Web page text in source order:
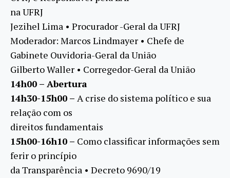
na UFRJ
Jezihel Lima • Procurador -Geral da UFRJ
Moderador: Marcos Lindmayer • Chefe de
Gabinete Ouvidoria-Geral da União
Gilberto Waller • Corregedor-Geral da União
14h00 – Abertura
14h30-15h00 – A crise do sistema político e sua
relação com os
direitos fundamentais
15h00-16h10 – Como classificar informações sem
ferir o princípio
da Transparência • Decreto 9690/19